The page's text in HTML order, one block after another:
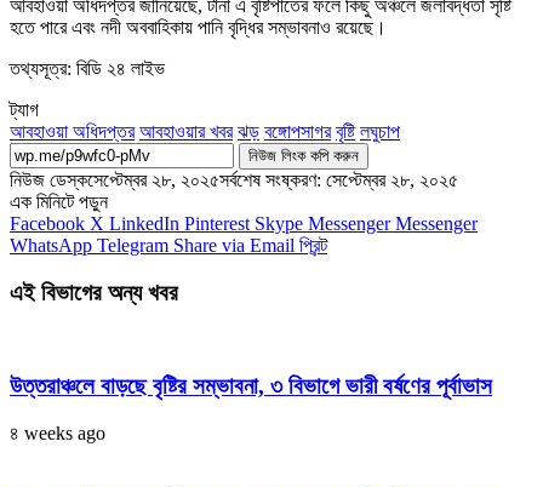
আবহাওয়া অধিদপ্তর জানিয়েছে, টানা এ বৃষ্টিপাতের ফলে কিছু অঞ্চলে জলাবদ্ধতা সৃষ্টি
হতে পারে এবং নদী অববাহিকায় পানি বৃদ্ধির সম্ভাবনাও রয়েছে।
তথ্যসূত্র: বিডি ২৪ লাইভ
ট্যাগ
আবহাওয়া অধিদপ্তর আবহাওয়ার খবর ঝড় বঙ্গোপসাগর বৃষ্টি লঘুচাপ
নিউজ লিংক কপি করুন
নিউজ ডেস্কসেপ্টেম্বর ২৮, ২০২৫সর্বশেষ সংষ্করণ: সেপ্টেম্বর ২৮, ২০২৫
এক মিনিটে পড়ুন
Facebook X LinkedIn Pinterest Skype Messenger Messenger
WhatsApp Telegram Share via Email প্রিন্ট
এই বিভাগের অন্য খবর
উত্তরাঞ্চলে বাড়ছে বৃষ্টির সম্ভাবনা, ৩ বিভাগে ভারী বর্ষণের পূর্বাভাস
৪ weeks ago